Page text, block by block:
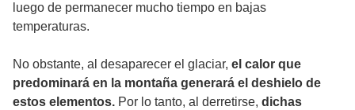
luego de permanecer mucho tiempo en bajas
temperaturas.
No obstante, al desaparecer el glaciar, el calor que
predominará en la montaña generará el deshielo de
estos elementos. Por lo tanto, al derretirse, dichas